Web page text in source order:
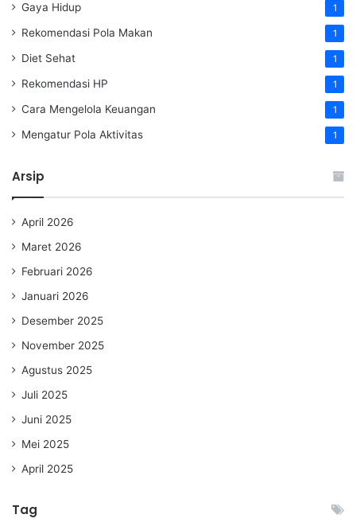
Gaya Hidup 1
Rekomendasi Pola Makan 1
Diet Sehat 1
Rekomendasi HP 1
Cara Mengelola Keuangan 1
Mengatur Pola Aktivitas 1
Arsip
April 2026
Maret 2026
Februari 2026
Januari 2026
Desember 2025
November 2025
Agustus 2025
Juli 2025
Juni 2025
Mei 2025
April 2025
Tag